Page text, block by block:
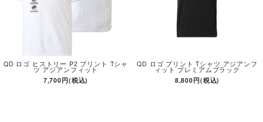
QD ロゴ ヒストリー P2 プリント Tシャ
ツ アジアンフィット
7,700円(税込)
QD ロゴ プリント Tシャツ アジアンフ
ィット プレミアムブラック
8,800円(税込)